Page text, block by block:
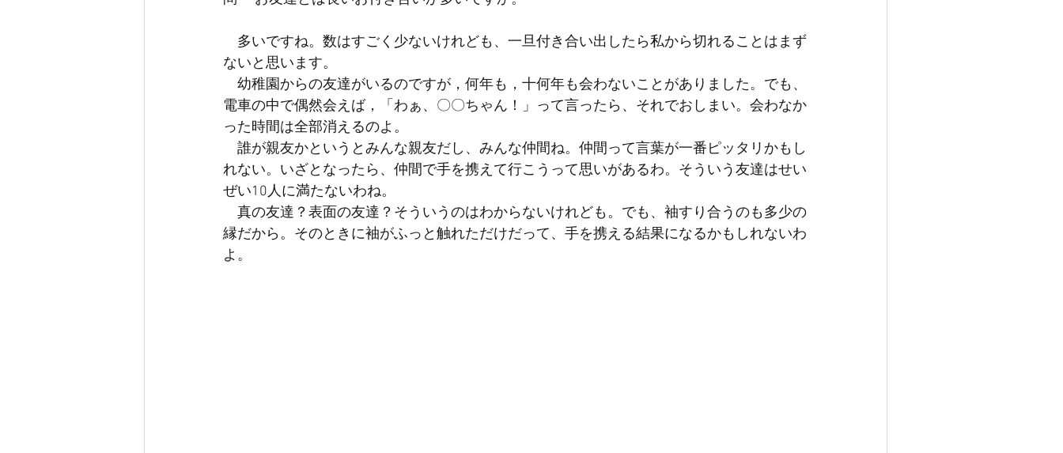
多いですね。数はすごく少ないけれども、一旦付き合い出したら私から切れることはまず
ないと思います。
幼稚園からの友達がいるのですが，何年も，十何年も会わないことがありました。でも、
電車の中で偶然会えば，「わぁ、〇〇ちゃん！」って言ったら、それでおしまい。会わなか
った時間は全部消えるのよ。
誰が親友かというとみんな親友だし、みんな仲間ね。仲間って言葉が一番ピッタリかもし
れない。いざとなったら、仲間で手を携えて行こうって思いがあるわ。そういう友達はせい
ぜい10人に満たないわね。
真の友達？表面の友達？そういうのはわからないけれども。でも、袖すり合うのも多少の
縁だから。そのときに袖がふっと触れただけだって、手を携える結果になるかもしれないわ
よ。